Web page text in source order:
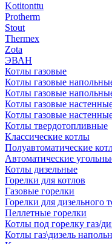
Kotitonttu
Protherm
Stout
Thermex
Zota
ЭВАН
Котлы газовые
Котлы газовые
Котлы газовые
Котлы газовые
Котлы газовые
Котлы твердотопливные
Классические котлы
Полуавтоматические
Автоматические
Котлы дизельные
Горелки для котлов
Газовые горелки
Горелки для дизельного
Пеллетные горелки
Котлы под горелку газ/
Котлы газ\дизель